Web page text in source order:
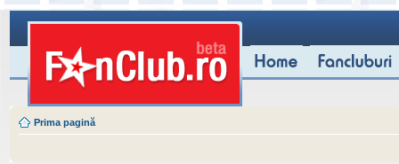
Prima pagină